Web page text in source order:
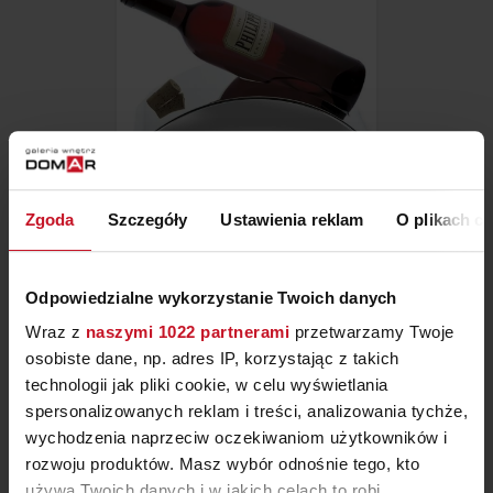
Zgoda Szczegóły Ustawienia reklam O plikach
Odpowiedzialne wykorzystanie Twoich danych
Wraz z naszymi 1022 partnerami przetwarzamy Twoje
osobiste dane, np. adres IP, korzystając z takich
technologii jak pliki cookie, w celu wyświetlania
spersonalizowanych reklam i treści, analizowania tychże,
wychodzenia naprzeciw oczekiwaniom użytkowników i
rozwoju produktów. Masz wybór odnośnie tego, kto
STOJAK NA WINO STAND
ZAPYTAJ O CENĘ W SALONIE